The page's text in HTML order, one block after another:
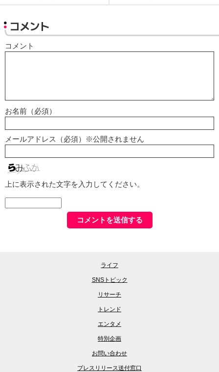
コメント
コメント
お名前（必須）
メールアドレス（必須）※公開されません
上に表示された文字を入力してください。
ライフ
SNSトピック
リサーチ
トレンド
エンタメ
特別企画
お問い合わせ
プレスリリース送付窓口